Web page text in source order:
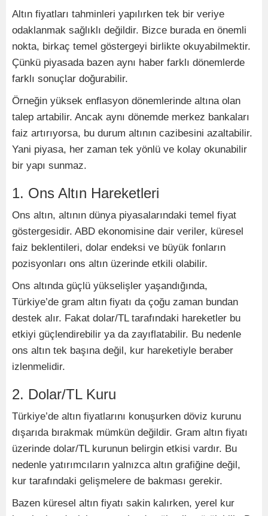
Altın fiyatları tahminleri yapılırken tek bir veriye
odaklanmak sağlıklı değildir. Bizce burada en önemli
nokta, birkaç temel göstergeyi birlikte okuyabilmektir.
Çünkü piyasada bazen aynı haber farklı dönemlerde
farklı sonuçlar doğurabilir.
Örneğin yüksek enflasyon dönemlerinde altına olan
talep artabilir. Ancak aynı dönemde merkez bankaları
faiz artırıyorsa, bu durum altının cazibesini azaltabilir.
Yani piyasa, her zaman tek yönlü ve kolay okunabilir
bir yapı sunmaz.
1. Ons Altın Hareketleri
Ons altın, altının dünya piyasalarındaki temel fiyat
göstergesidir. ABD ekonomisine dair veriler, küresel
faiz beklentileri, dolar endeksi ve büyük fonların
pozisyonları ons altın üzerinde etkili olabilir.
Ons altında güçlü yükselişler yaşandığında,
Türkiye’de gram altın fiyatı da çoğu zaman bundan
destek alır. Fakat dolar/TL tarafındaki hareketler bu
etkiyi güçlendirebilir ya da zayıflatabilir. Bu nedenle
ons altın tek başına değil, kur hareketiyle beraber
izlenmelidir.
2. Dolar/TL Kuru
Türkiye’de altın fiyatlarını konuşurken döviz kurunu
dışarıda bırakmak mümkün değildir. Gram altın fiyatı
üzerinde dolar/TL kurunun belirgin etkisi vardır. Bu
nedenle yatırımcıların yalnızca altın grafiğine değil,
kur tarafındaki gelişmelere de bakması gerekir.
Bazen küresel altın fiyatı sakin kalırken, yerel kur